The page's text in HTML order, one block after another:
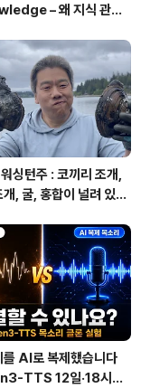
– 왜 지식 관리
식으로의 전환, 🛠️ 지식
패턴과 극복
싱턴주 : 코끼리 조개,
, 굴, 홍합이 널려 있는
를 AI로 복제했습니다
TTS 12일·18시간